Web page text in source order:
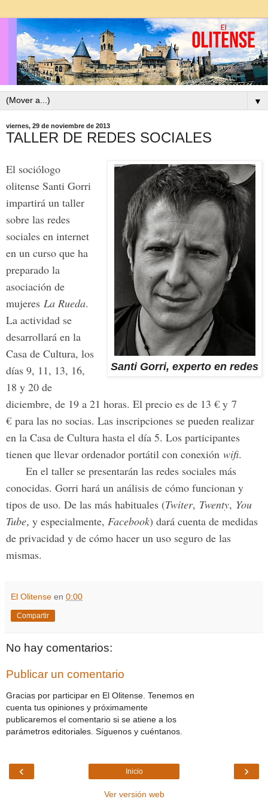
▼
viernes, 29 de noviembre de 2013
TALLER DE REDES SOCIALES
Santi Gorri, experto en redes
El sociólogo
olitense Santi Gorri
impartirá un taller
sobre las redes
sociales en internet
en un curso que ha
preparado la
asociación de
mujeres La Rueda.
La actividad se
desarrollará en la
Casa de Cultura, los
días 9, 11, 13, 16,
18 y 20 de
diciembre, de 19 a 21 horas. El precio es de 13 € y 7
€ para las no socias. Las inscripciones se pueden realizar
en la Casa de Cultura hasta el día 5. Los participantes
tienen que llevar ordenador portátil con conexión wifi.
En el taller se presentarán las redes sociales más
conocidas. Gorri hará un análisis de cómo funcionan y
tipos de uso. De las más habituales (Twiter, Twenty, You
Tube, y especialmente, Facebook) dará cuenta de medidas
de privacidad y de cómo hacer un uso seguro de las
mismas.
El Olitense en 0:00
Compartir
No hay comentarios:
Publicar un comentario
Gracias por participar en El Olitense. Tenemos en
cuenta tus opiniones y próximamente
publicaremos el comentario si se atiene a los
parámetros editoriales. Síguenos y cuéntanos.
‹ ›
Inicio
Ver versión web